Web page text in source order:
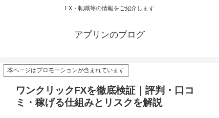
FX・転職等の情報をご紹介します
アプリンのブログ
本ページはプロモーションが含まれています
ワンクリックFXを徹底検証｜評判・口コ
ミ・稼げる仕組みとリスクを解説